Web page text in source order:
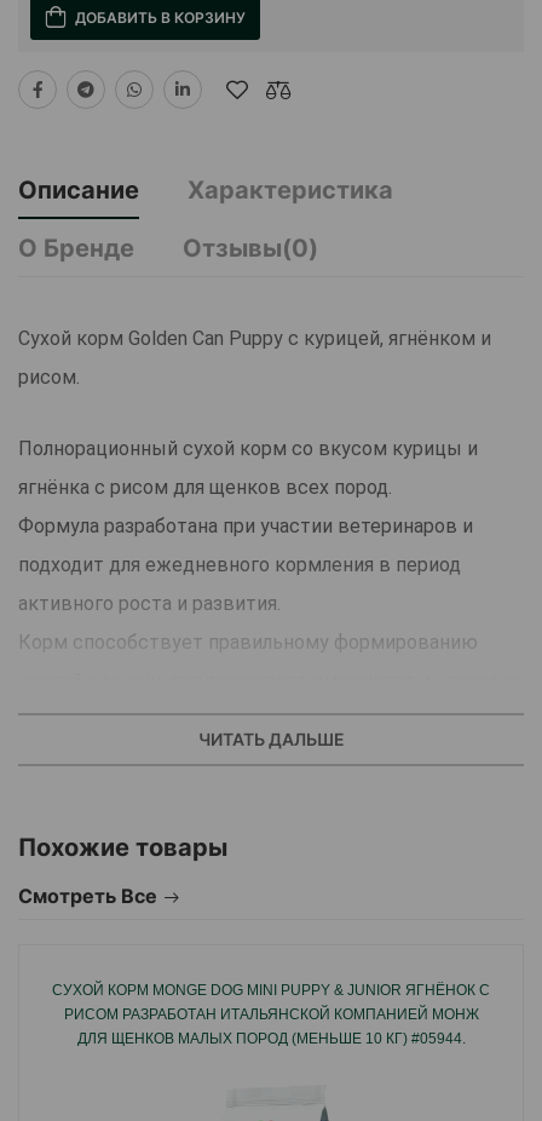
ДОБАВИТЬ В КОРЗИНУ
Описание
Характеристика
О Бренде
Отзывы(0)
Сухой корм Golden Can Puppy с курицей, ягнёнком и
рисом.
Полнорационный сухой корм со вкусом курицы и
ягнёнка с рисом для щенков всех пород.
Формула разработана при участии ветеринаров и
подходит для ежедневного кормления в период
активного роста и развития.
Корм способствует правильному формированию
пищеварение. Сбалансированный состав
обеспечивает щенка энергией и всеми
Страна производителя: Испания.
ЧИТАТЬ ДАЛЬШЕ
Похожие товары
Смотреть Все
СУХОЙ КОРМ MONGE DOG MINI PUPPY & JUNIOR ЯГНЁНОК С
РИСОМ РАЗРАБОТАН ИТАЛЬЯНСКОЙ КОМПАНИЕЙ МОНЖ
ДЛЯ ЩЕНКОВ МАЛЫХ ПОРОД (МЕНЬШЕ 10 КГ) #05944.